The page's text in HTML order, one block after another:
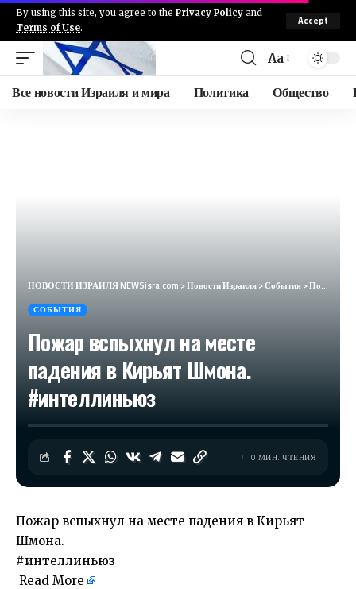
By using this site, you agree to the Privacy Policy and
Terms of Use.
Accept
Aa
Все новости Израиля и мира Политика Общество
НОВОСТИ ИЗРАИЛЯ NEWSisra.com >Новости Израиля>События>Пожар вспыхнул на месте падения в Кирьят Шмона. #интеллиньюз
СОБЫТИЯ
Пожар вспыхнул на месте
падения в Кирьят Шмона.
#интеллиньюз
0 МИН. ЧТЕНИЯ
Пожар вспыхнул на месте падения в Кирьят
Шмона.
#интеллиньюз
Read More